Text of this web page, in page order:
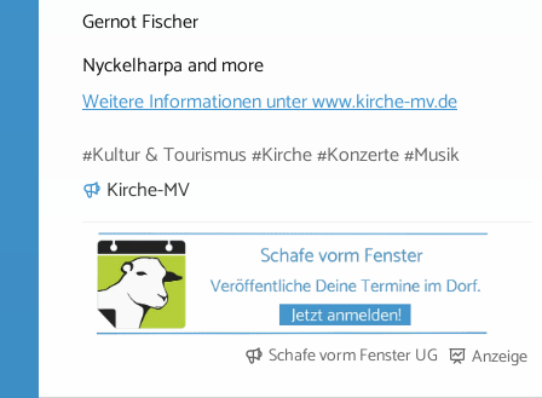
Gernot Fischer
Nyckelharpa and more
Weitere Informationen unterwww.kirche-mv.de
#Kultur & Tourismus #Kirche #Konzerte #Musik
Kirche-MV
Schafe vorm Fenster UG Anzeige